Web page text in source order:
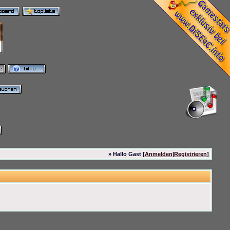
» Hallo Gast [Anmelden|Registrieren]